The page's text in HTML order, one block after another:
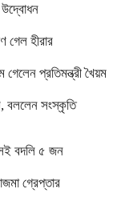
উদ্বোধন
গেল হীরার
গেলেন প্রতিমন্ত্রী খৈয়ম
বললেন সংস্কৃতি
বদলি ৫ জন
গ্রেপ্তার